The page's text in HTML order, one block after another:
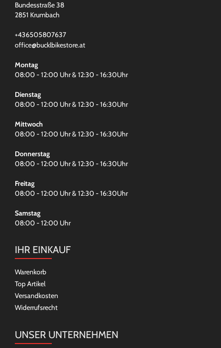
Bundesstraße 38
2851 Krumbach
+436505807637
office@bucklbikestore.at
Montag
08:00 - 12:00 Uhr & 12:30 - 16:30Uhr
Dienstag
08:00 - 12:00 Uhr & 12:30 - 16:30Uhr
Mittwoch
08:00 - 12:00 Uhr & 12:30 - 16:30Uhr
Donnerstag
08:00 - 12:00 Uhr & 12:30 - 16:30Uhr
Freitag
08:00 - 12:00 Uhr & 12:30 - 16:30Uhr
Samstag
08:00 - 12:00 Uhr
IHR EINKAUF
Warenkorb
Top Artikel
Versandkosten
Widerrufsrecht
UNSER UNTERNEHMEN